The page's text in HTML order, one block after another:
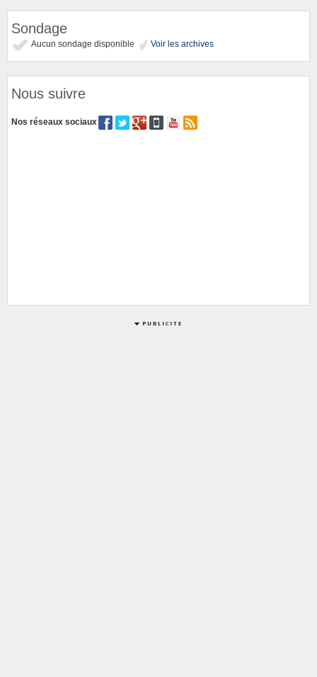
Sondage
Aucun sondage disponible Voir les archives
Nous suivre
Nos réseaux sociaux